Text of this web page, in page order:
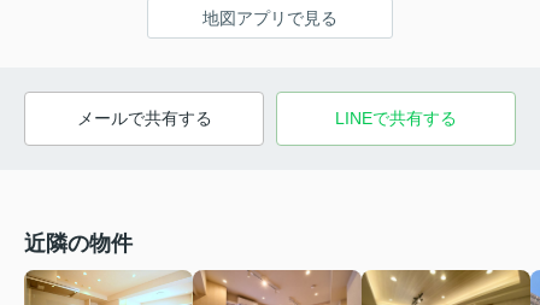
地図アプリで見る
メールで共有する LINEで共有する
近隣の物件